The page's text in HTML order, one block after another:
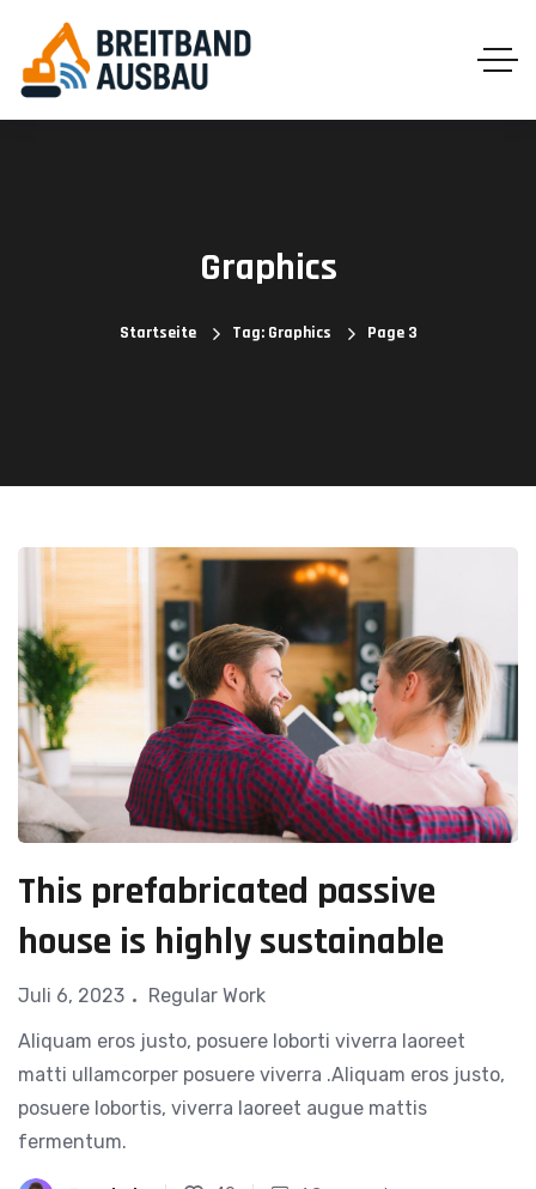
Graphics
Startseite Tag: Graphics Page 3
This prefabricated passive
house is highly sustainable
Juli 6, 2023
Regular Work
Aliquam eros justo, posuere loborti viverra laoreet
matti ullamcorper posuere viverra .Aliquam eros justo,
posuere lobortis, viverra laoreet augue mattis
fermentum.